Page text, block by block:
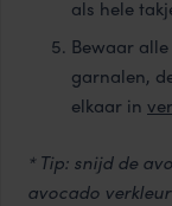
als hele
Bewaar
garnalen,
elkaar in
* Tip: snijd de
avocado